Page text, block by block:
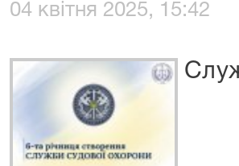
04 квітня 2025, 15:42